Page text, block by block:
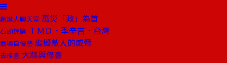
創辦人聊天室 萬災「政」為首
石頭評論 ＴＭＤ．季辛吉．台灣
商場自慢塾 虛擬敵人的威脅
去梯言 大蒜與修憲